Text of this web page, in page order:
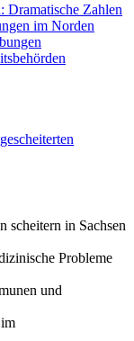
Dramatische Zahlen
im Norden
scheitern in Sachsen
Probleme
und